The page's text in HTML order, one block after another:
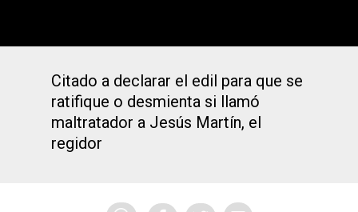
Citado a declarar el edil para que se
ratifique o desmienta si llamó
maltratador a Jesús Martín, el
regidor